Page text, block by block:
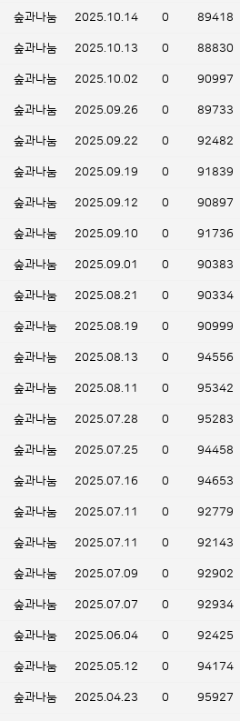
숲과나눔 2025.10.14 0 89418
숲과나눔 2025.10.13 0 88830
숲과나눔 2025.10.02 0 90997
숲과나눔 2025.09.26 0 89733
숲과나눔 2025.09.22 0 92482
숲과나눔 2025.09.19 0 91839
숲과나눔 2025.09.12 0 90897
숲과나눔 2025.09.10 0 91736
숲과나눔 2025.09.01 0 90383
숲과나눔 2025.08.21 0 90334
숲과나눔 2025.08.19 0 90999
숲과나눔 2025.08.13 0 94556
숲과나눔 2025.08.11 0 95342
숲과나눔 2025.07.28 0 95283
숲과나눔 2025.07.25 0 94458
숲과나눔 2025.07.16 0 94653
숲과나눔 2025.07.11 0 92779
숲과나눔 2025.07.11 0 92143
숲과나눔 2025.07.09 0 92902
숲과나눔 2025.07.07 0 92934
숲과나눔 2025.06.04 0 92425
숲과나눔 2025.05.12 0 94174
숲과나눔 2025.04.23 0 95927